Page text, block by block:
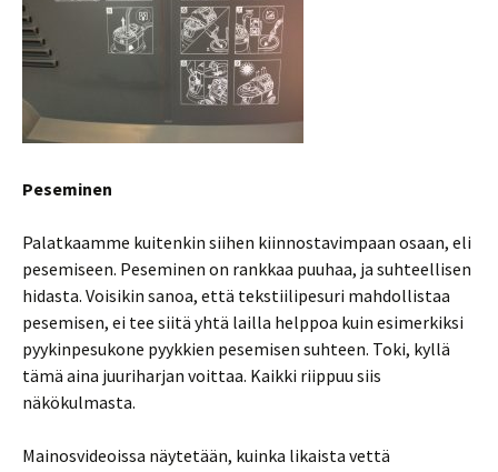
Peseminen
Palatkaamme kuitenkin siihen kiinnostavimpaan osaan, eli
pesemiseen. Peseminen on rankkaa puuhaa, ja suhteellisen
hidasta. Voisikin sanoa, että tekstiilipesuri mahdollistaa
pesemisen, ei tee siitä yhtä lailla helppoa kuin esimerkiksi
pyykinpesukone pyykkien pesemisen suhteen. Toki, kyllä
tämä aina juuriharjan voittaa. Kaikki riippuu siis
näkökulmasta.
Mainosvideoissa näytetään, kuinka likaista vettä